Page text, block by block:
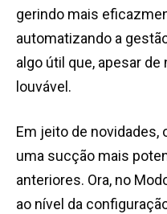
gerindo mais
automatizando a
algo útil que, apesar de
louvável.
Em jeito de novidades,
uma sucção mais
anteriores. Ora, no
ao nível da